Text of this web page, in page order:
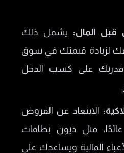
قبل المال: يشمل ذلك
لزيادة قيمتك في سوق
قدرتك على كسب الدخل
الابتعاد عن القروض
عائدًا، مثل ديون بطاقات
المالية ويساعدك على